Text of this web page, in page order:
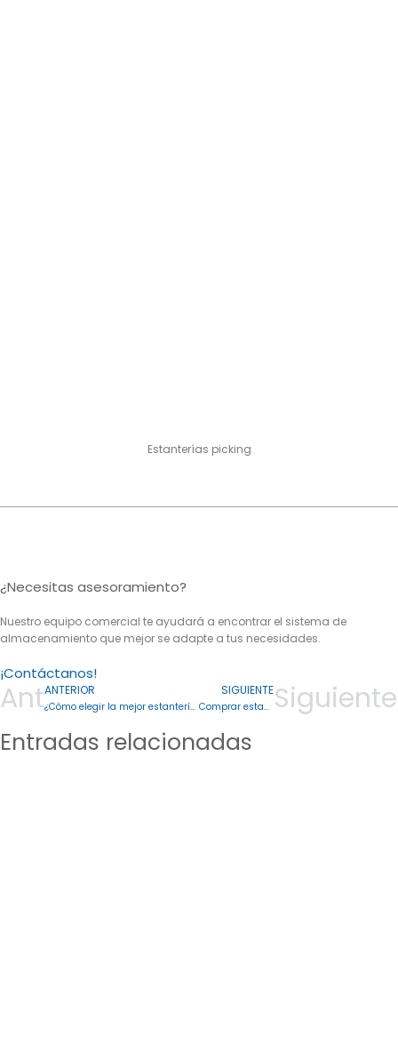
Estanterías picking
¿Necesitas asesoramiento?
Nuestro equipo comercial te ayudará a encontrar el sistema de
almacenamiento que mejor se adapte a tus necesidades.
¡Contáctanos!
AntANTERIOR
¿Cómo elegir la mejor estantería para trasteros y garajes?
SIGUIENTE
Comprar estanterías para su negocio Siguiente
Entradas relacionadas